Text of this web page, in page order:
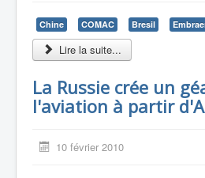
Chine COMAC Bresil
Lire la suite...
La Russie crée un
l'aviation à partir
10 février 2010